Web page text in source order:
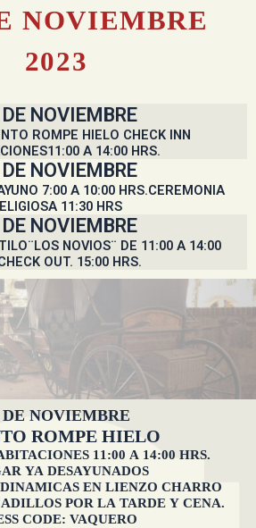
NOVIEMBRE
2023
NOVIEMBRE
ROMPE HIELO CHECK INN
A 14:00 HRS.
NOVIEMBRE
7:00 A 10:00 HRS.CEREMONIA
11:30 HRS
NOVIEMBRE
NOVIOS¨ DE 11:00 A 14:00
OUT. 15:00 HRS.
DE NOVIEMBRE
ROMPE HIELO
11:00 A 14:00 HRS.
YA DESAYUNADOS
EN LIENZO CHARRO
POR LA TARDE Y CENA.
CODE: VAQUERO